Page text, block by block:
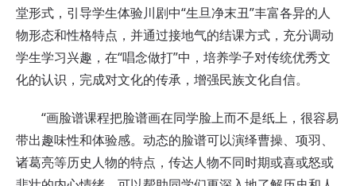
堂形式，引导学生体验川剧中“生旦净末丑”丰富各异的人
物形态和性格特点，并通过接地气的结课方式，充分调动
学生学习兴趣，在“唱念做打”中，培养学子对传统优秀文
化的认识，完成对文化的传承，增强民族文化自信。
“画脸谱课程把脸谱画在同学脸上而不是纸上，很容易
带出趣味性和体验感。动态的脸谱可以演绎曹操、项羽、
诸葛亮等历史人物的特点，传达人物不同时期或喜或怒或